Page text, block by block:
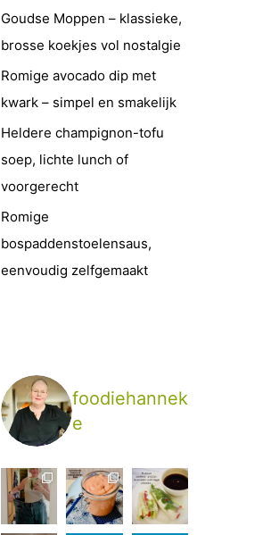
ë
n
Goudse Moppen – klassieke,
brosse koekjes vol nostalgie
Romige avocado dip met
kwark – simpel en smakelijk
Heldere champignon-tofu
soep, lichte lunch of
voorgerecht
Romige
bospaddenstoelensaus,
eenvoudig zelfgemaakt
foodiehannek
e